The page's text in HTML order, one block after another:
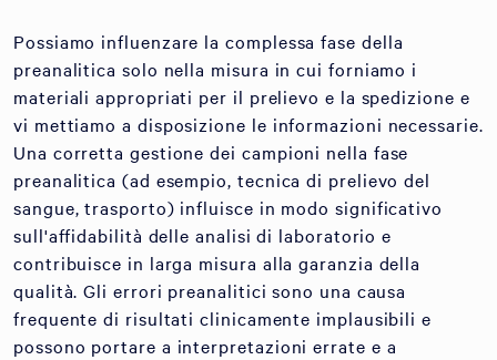
Possiamo influenzare la complessa fase della
preanalitica solo nella misura in cui forniamo i
materiali appropriati per il prelievo e la spedizione e
vi mettiamo a disposizione le informazioni necessarie.
Una corretta gestione dei campioni nella fase
preanalitica (ad esempio, tecnica di prelievo del
sangue, trasporto) influisce in modo significativo
sull'affidabilità delle analisi di laboratorio e
contribuisce in larga misura alla garanzia della
qualità. Gli errori preanalitici sono una causa
frequente di risultati clinicamente implausibili e
possono portare a interpretazioni errate e a